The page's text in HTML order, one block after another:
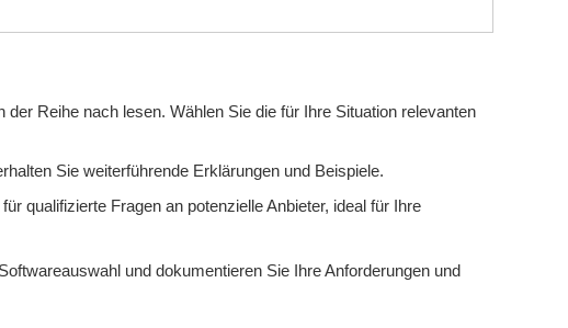
der Reihe nach lesen. Wählen Sie die für Ihre Situation relevanten
Sie weiterführende Erklärungen und Beispiele.
qualifizierte Fragen an potenzielle Anbieter, ideal für Ihre
und dokumentieren Sie Ihre Anforderungen und